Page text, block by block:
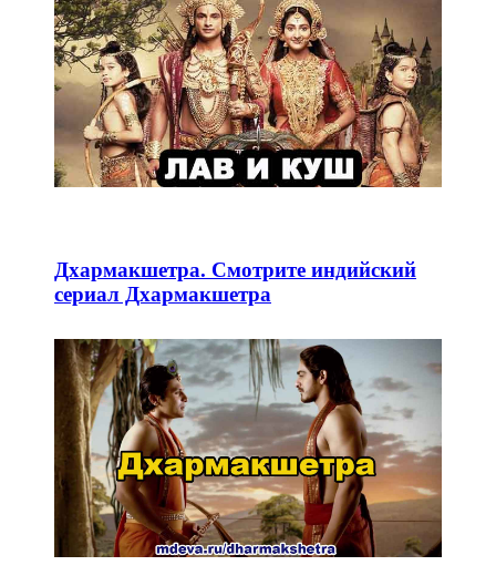
Дхармакшетра. Смотрите индийский
сериал Дхармакшетра